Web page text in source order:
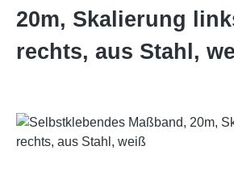
20m, Skalierung
rechts, aus Stahl,
Bildergalerie überspringen